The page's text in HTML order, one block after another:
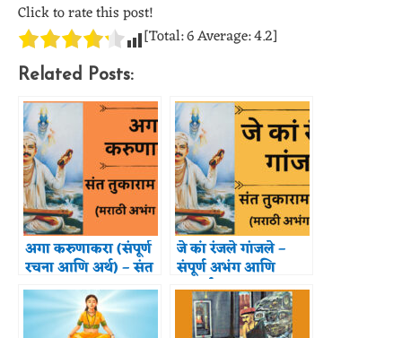
Click to rate this post!
[Total:6Average:4.2]
Related Posts:
अगा करुणाकरा (संपूर्ण
रचना आणि अर्थ) – संत
तुकाराम महाराज
जे कां रंजले गांजले –
संपूर्ण अभंग आणि
भावार्थ